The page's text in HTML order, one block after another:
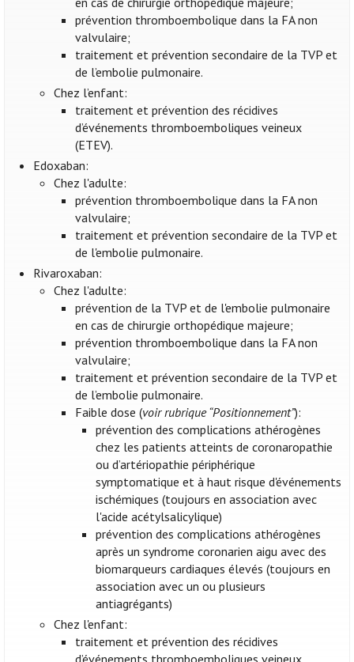
prévention thromboembolique dans la FA non
valvulaire;
traitement et prévention secondaire de la TVP et
de l’embolie pulmonaire.
Chez l’enfant:
traitement et prévention des récidives
d’événements thromboemboliques veineux
(ETEV).
Edoxaban:
Chez l'adulte:
prévention thromboembolique dans la FA non
valvulaire;
traitement et prévention secondaire de la TVP et
de l'embolie pulmonaire.
Rivaroxaban:
Chez l'adulte:
prévention de la TVP et de l'embolie pulmonaire
en cas de chirurgie orthopédique majeure;
prévention thromboembolique dans la FA non
valvulaire;
traitement et prévention secondaire de la TVP et
de l’embolie pulmonaire.
Faible dose (voir rubrique “Positionnement”):
prévention des complications athérogènes
chez les patients atteints de coronaropathie
ou d’artériopathie périphérique
symptomatique et à haut risque d'événements
ischémiques (toujours en association avec
l'acide acétylsalicylique)
prévention des complications athérogènes
après un syndrome coronarien aigu avec des
biomarqueurs cardiaques élevés (toujours en
association avec un ou plusieurs
antiagrégants)
Chez l'enfant:
traitement et prévention des récidives
d’événements thromboemboliques veineux